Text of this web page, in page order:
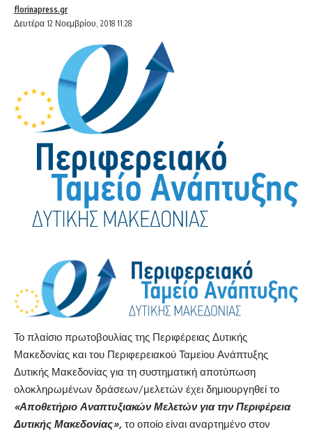
Δευτέρα 12 Νοεμβρίου, 2018 11:28
florinapress.gr
Το πλαίσιο πρωτοβουλίας της Περιφέρειας Δυτικής
Μακεδονίας και του Περιφερειακού Ταμείου Ανάπτυξης
Δυτικής Μακεδονίας για τη συστηματική αποτύπωση
ολοκληρωμένων δράσεων/μελετών έχει δημιουργηθεί το
«Αποθετήριο Αναπτυξιακών Μελετών για την Περιφέρεια
Δυτικής Μακεδονίας», το οποίο είναι αναρτημένο στον